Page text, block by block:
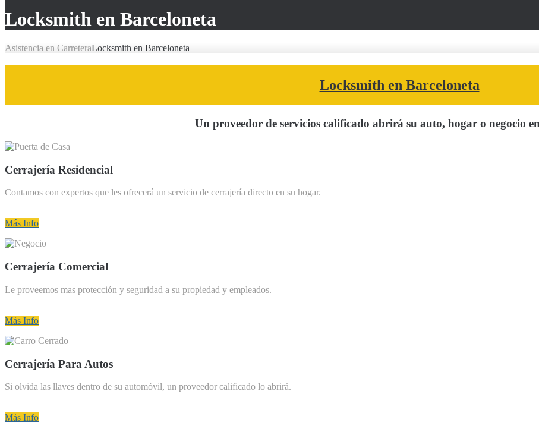
Locksmith en Barceloneta
Asistencia en CarreteraLocksmith en Barceloneta
Locksmith en Barceloneta
Un proveedor de servicios calificado abrirá su auto, hogar o negocio
Cerrajería Residencial
Contamos con expertos que les ofrecerá un servicio de cerrajería directo en su hogar.
Más Info
Cerrajería Comercial
Le proveemos mas protección y seguridad a su propiedad y empleados.
Más Info
Cerrajería Para Autos
Si olvida las llaves dentro de su automóvil, un proveedor calificado lo abrirá.
Más Info